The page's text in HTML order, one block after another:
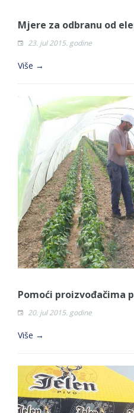
Mjere za odbranu od
23. jul 2015. godine
Više →
Pomoći proizvođačima
20. jul 2015. godine
Više →